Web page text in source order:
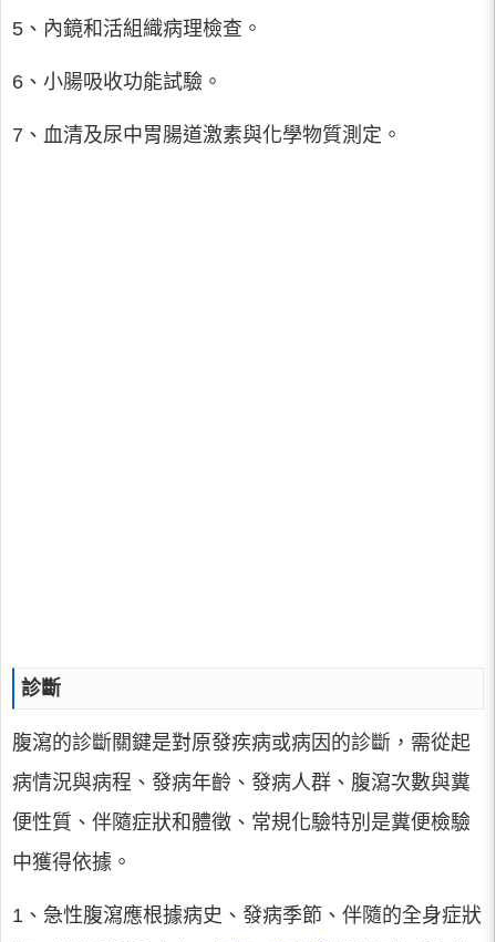
5、內鏡和活組織病理檢查。
6、小腸吸收功能試驗。
7、血清及尿中胃腸道激素與化學物質測定。
診斷
腹瀉的診斷關鍵是對原發疾病或病因的診斷，需從起
病情況與病程、發病年齡、發病人群、腹瀉次數與糞
便性質、伴隨症狀和體徵、常規化驗特別是糞便檢驗
中獲得依據。
1、急性腹瀉應根據病史、發病季節、伴隨的全身症狀